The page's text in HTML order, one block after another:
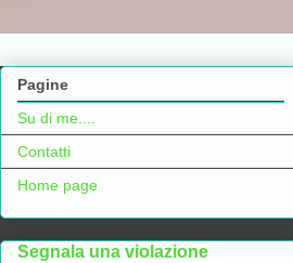
Pagine
Su di me....
Contatti
Home page
Segnala una violazione